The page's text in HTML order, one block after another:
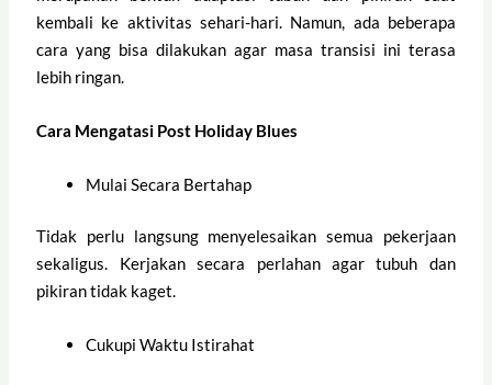
kembali ke aktivitas sehari-hari. Namun, ada beberapa
cara yang bisa dilakukan agar masa transisi ini terasa
lebih ringan.
Cara Mengatasi Post Holiday Blues
Mulai Secara Bertahap
Tidak perlu langsung menyelesaikan semua pekerjaan
sekaligus. Kerjakan secara perlahan agar tubuh dan
pikiran tidak kaget.
Cukupi Waktu Istirahat